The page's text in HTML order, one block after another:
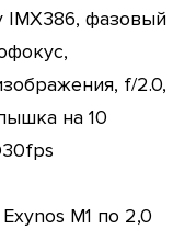
IMX386, фазовый
f/2.0,
на 10
M1 по 2,0